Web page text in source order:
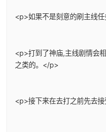
<p>如果不是刻意的刷主线
<p>打到了神庙,主线剧情会
之类的。</p>
<p>接下来在去打之前先去